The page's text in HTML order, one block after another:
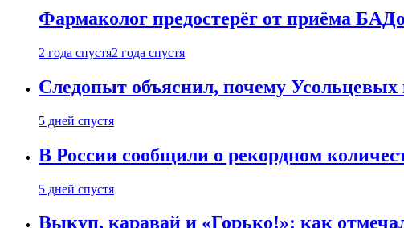
Фармаколог предостерёг от приёма
2 года спустя2 года спустя
Следопыт объяснил, почему Усольцевых
5 дней спустя
В России сообщили о рекордном
5 дней спустя
Выкуп, каравай и «Горько!»: как